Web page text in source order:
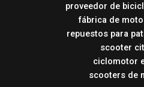
proveedor de
fábrica de
repuestos para
scooter
ciclomotor
scooters de